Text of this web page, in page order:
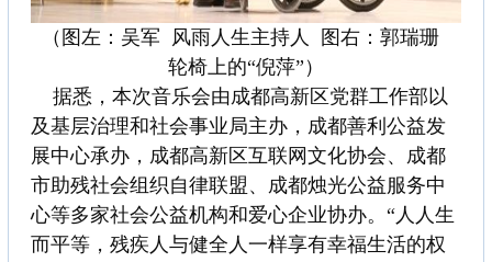
（图左：吴军 风雨人生主持人 图右：郭瑞珊
轮椅上的“倪萍”）
据悉，本次音乐会由成都高新区党群工作部以
及基层治理和社会事业局主办，成都善利公益发
展中心承办，成都高新区互联网文化协会、成都
市助残社会组织自律联盟、成都烛光公益服务中
心等多家社会公益机构和爱心企业协办。“人人生
而平等，残疾人与健全人一样享有幸福生活的权